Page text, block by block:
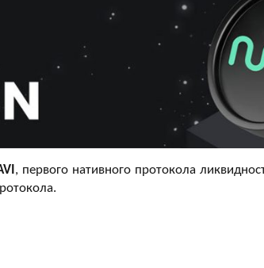
, первого нативного протокола